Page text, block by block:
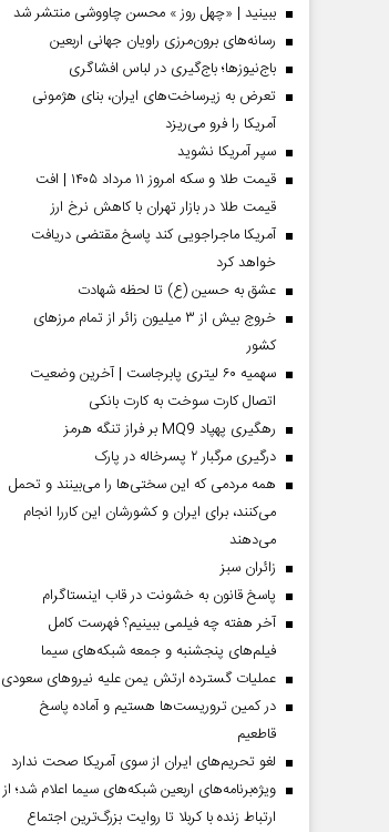
ببینید | «چهل روز » محسن چاووشی منتشر شد
رسانه‌های برون‌مرزی راویان جهانی اربعین
باج‌نیوزها؛ باج‌گیری در لباس افشاگری
تعرض به زیرساخت‌های ایران، بنای هژمونی
آمریکا را فرو می‌ریزد
سپر آمریکا نشوید
قیمت طلا و سکه امروز ۱۱ مرداد ۱۴۰۵ | افت
قیمت طلا در بازار تهران با کاهش نرخ ارز
آمریکا ماجراجویی کند پاسخ مقتضی دریافت
خواهد کرد
عشق به حسین (ع) تا لحظه شهادت
خروج بیش از ۳ میلیون زائر از تمام مرز‌های
کشور
سهمیه ۶۰ لیتری پابرجاست | آخرین وضعیت
اتصال کارت سوخت به کارت بانکی
رهگیری پهپاد MQ9 بر فراز تنگه هرمز
درگیری مرگبار ۲ پسرخاله در پارک
همه مردمی که این سختی‌ها را می‌بینند و تحمل
می‌کنند، برای ایران و کشورشان این کاررا انجام
می‌دهند
‌زائران سبز
پاسخ قانون به خشونت در قاب اینستاگرام
آخر هفته چه فیلمی ببینیم؟ فهرست کامل
فیلم‌های پنجشنبه و جمعه شبکه‌های سیما
عملیات گسترده ارتش یمن علیه نیروهای سعودی
در کمین تروریست‌ها هستیم و آماده پاسخ
قاطعیم
لغو تحریم‌های ایران از سوی آمریکا صحت ندارد
ویژه‌برنامه‌های اربعین شبکه‌های سیما اعلام شد؛ از
ارتباط زنده با کربلا تا روایت بزرگ‌ترین اجتماع
صفحات نخست‌روزنامه‌ها‌ی‌چهارشنبه‌۷‌مردادماه